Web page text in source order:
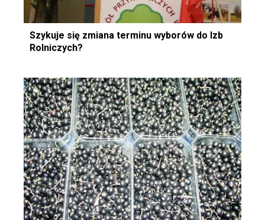
Szykuje się zmiana terminu wyborów do Izb
Rolniczych?